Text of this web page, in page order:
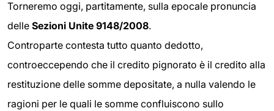
Torneremo oggi, partitamente, sulla epocale pronuncia
delle Sezioni Unite 9148/2008.
Controparte contesta tutto quanto dedotto,
controeccependo che il credito pignorato è il credito alla
restituzione delle somme depositate, a nulla valendo le
ragioni per le quali le somme confluiscono sullo